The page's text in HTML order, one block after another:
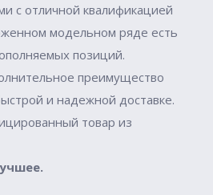
с отличной квалификацией
модельном ряде есть
позиций.
преимущество
и надежной доставке.
товар из